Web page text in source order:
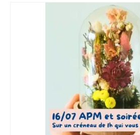
produit
a
plusieurs
Les
options
peuvent
être
choisies
sur
la
page
du
produit